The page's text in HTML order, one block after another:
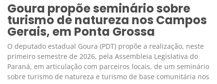
Goura propõe seminário sobre
turismo de natureza nos Campos
Gerais, em Ponta Grossa
O deputado estadual Goura (PDT) propõe a realização, neste
primeiro semestre de 2026, pela Assembleia Legislativa do
Paraná, em articulação com parceiros locais, de um seminário
sobre turismo de natureza e turismo de base comunitária nos